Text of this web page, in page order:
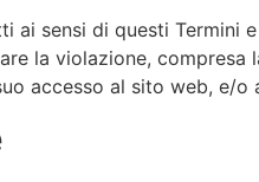
ai sensi di questi Termini
la violazione,
accesso al sito web, e/